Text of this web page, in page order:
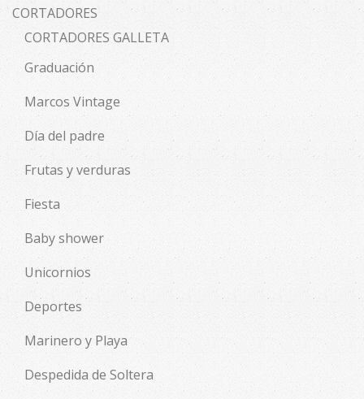
CORTADORES
CORTADORES GALLETA
Graduación
Marcos Vintage
Día del padre
Frutas y verduras
Fiesta
Baby shower
Unicornios
Deportes
Marinero y Playa
Despedida de Soltera